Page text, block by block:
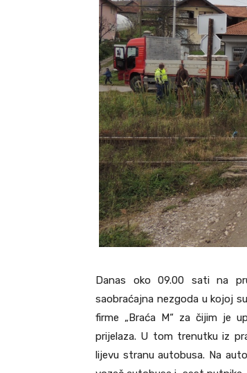
Danas oko 09.00 sati na
saobraćajna nezgoda u kojoj
firme „Braća M“ za čijim je
prijelaza. U tom trenutku iz
lijevu stranu autobusa. Na